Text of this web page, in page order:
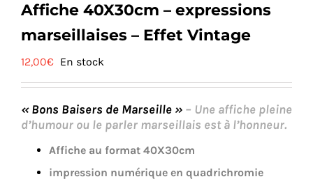
Affiche 40X30cm – expressions
marseillaises – Effet Vintage
12,00€ En stock
« Bons Baisers de Marseille » – Une affiche pleine
d’humour ou le parler marseillais est à l’honneur.
Affiche au format 40X30cm
impression numérique en quadrichromie